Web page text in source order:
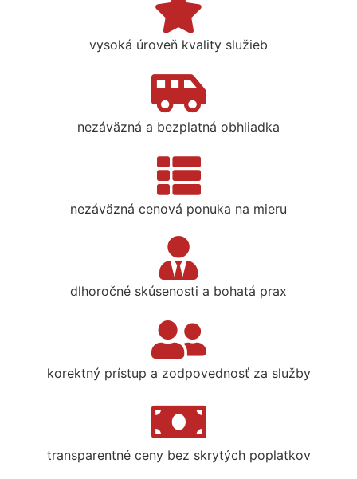
vysoká úroveň kvality služieb
nezáväzná a bezplatná obhliadka
nezáväzná cenová ponuka na mieru
dlhoročné skúsenosti a bohatá prax
korektný prístup a zodpovednosť za služby
transparentné ceny bez skrytých poplatkov